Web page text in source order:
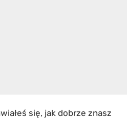
się, jak dobrze znasz